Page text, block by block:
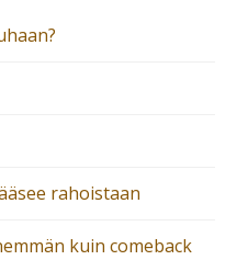
rahoistaan
kuin comeback